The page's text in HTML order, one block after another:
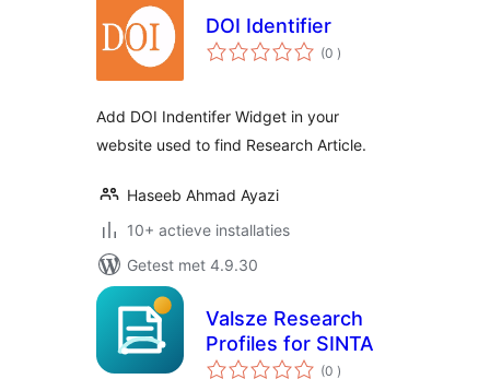
DOI Identifier
(0 aantal
beoordelingen
)
Add DOI Indentifer Widget in your
website used to find Research Article.
Haseeb Ahmad Ayazi
10+ actieve installaties
Getest met 4.9.30
Valsze Research
Profiles for SINTA
(0 aantal
beoordelingen
)